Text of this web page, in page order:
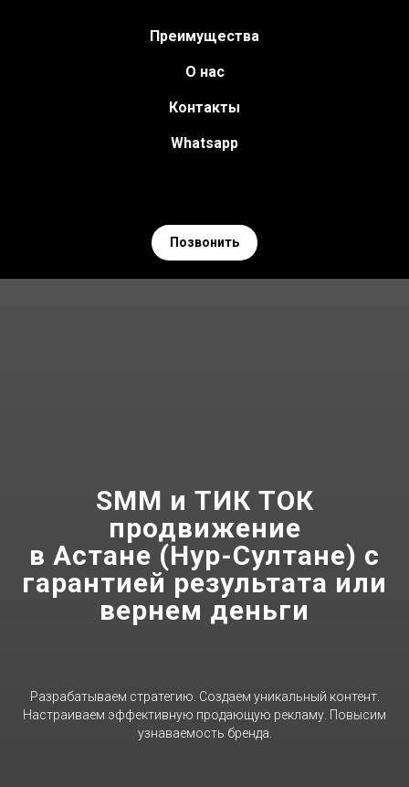
Преимущества
О нас
Контакты
Whatsapp
Позвонить
SMM и ТИК ТОК
продвижение
в Астане (Нур-Султане) с
гарантией результата или
вернем деньги
Разрабатываем стратегию. Создаем уникальный контент.
Настраиваем эффективную продающую рекламу. Повысим
узнаваемость бренда.